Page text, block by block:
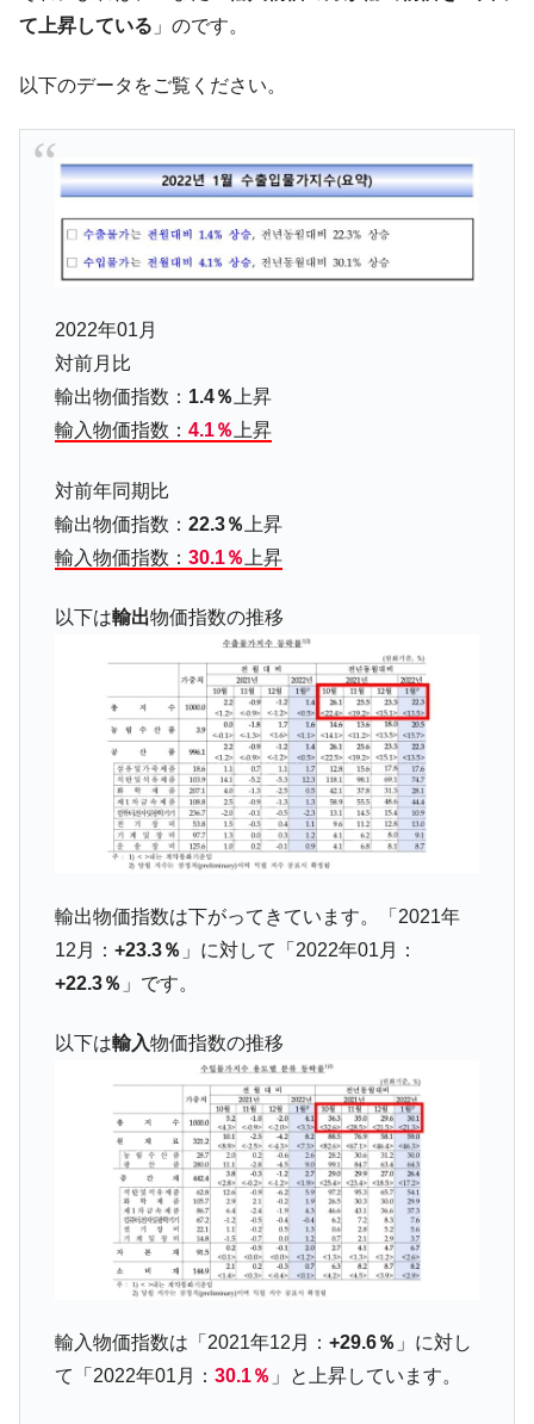
『Money1』
韓国大統領府ボンクラ政策室長が告発され
断
『Money1』
韓国･警察職員が「丸刈りになって抗議活
動」
『Money1』
中国だけが鉄鋼輸出を異常増加させる ⇒ 中
国の過剰生産が世界を蝕む。
『Money1』
韓国製造業「半導体絶好調」のウラで他業
種は全般的「不調」⇒ PSIが示す現況は決して良くない。
『Money1』
【米韓激突案件】韓国消費者院が『クーパ
ン』1人当たり賠償10万ウォンを認定 ⇒ 総額3兆7,000億
『Money1』 韓国で猛暑。南東部では干ばつ
『Money1』
韓国型イージス搭載の次世代駆逐艦
『Money1』
【対日本円】ウォン安が急進！ 日米の協調
に韓国がいっちょがみしたのでは。
『Money1』
韓国政府『BYD』車への補助金を全廃 ⇒ 実
1.9倍！
在韓米国大使スティールが着韓！⇒ さっそ
く空港に詰めかけ「出て行け！」「極右勢力」のプラカー
ドを掲げる「在韓反米勢力」
『Money1』
韓国政府「2035年までに18.4GW規模のAIデ
ータセンター整備」⇒ だから無理だってば。
『Money1』
JPモルガン「韓国レバレッジETFの清算は
ほぼ終わった」
発。
『Money1』
韓国政府「ニセＫ-ブランドを通報しようキ
ぎ」では。
韓国鉄鋼最大手『POSCO』ズブズブ沈む。
営業利益80.2％も減少
『Money1』
米国下院「韓国の公務員個人をターゲット
にぶん殴る法案」提出！⇒ クーパン問題は合衆国企業に対
する差別。許してはおかぬ
『Money1』
韓国ボンクラ政策室長･金容範、株価暴落に
他人事のような発言。
韓国半導体『SKハイニックス』2026年2Qの
Fact1
日本の誇る海洋資源調査船『白嶺』は先進技術の
て上昇している 」のです。
以下のデータをご覧ください。
2022年01月
対前月比
輸出物価指数： 1.4％ 上昇
輸入物価指数： 4.1％ 上昇
対前年同期比
輸出物価指数： 22.3％ 上昇
輸入物価指数： 30.1％ 上昇
以下は輸出物価指数の推移
輸出物価指数は下がってきています。「2021年
12月： +23.3％ 」に対して「2022年01月：
+22.3％ 」です。
以下は輸入物価指数の推移
輸入物価指数は「2021年12月： +29.6％ 」に対し
て「2022年01月： 30.1％ 」と上昇しています。